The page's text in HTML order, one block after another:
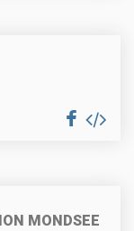
MONDSEE